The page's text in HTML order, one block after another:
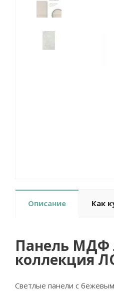
Описание Как
Панель МДФ
коллекция
Светлые панели с